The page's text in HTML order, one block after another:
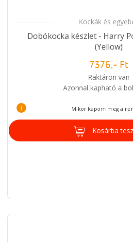
Kockák és
Dobókocka készlet - Harry
(Yellow)
7376,- Ft
Raktáron van
Azonnal kapható a
i Mikor kapom meg a
Kosárba